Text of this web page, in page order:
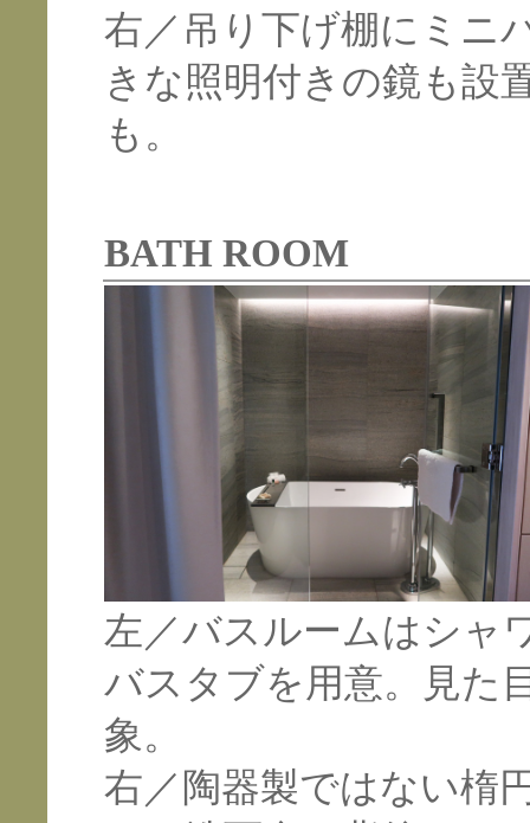
右／吊り下げ棚にミニ
きな照明付きの鏡も設
も。
BATH ROOM
左／バスルームはシャ
バスタブを用意。見た
象。
右／陶器製ではない楕